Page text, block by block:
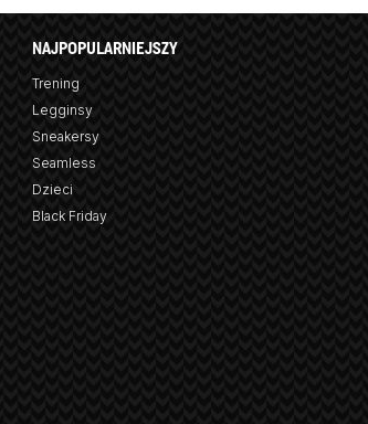
NAJPOPULARNIEJSZY
Trening
Legginsy
Sneakersy
Seamless
Dzieci
Black Friday